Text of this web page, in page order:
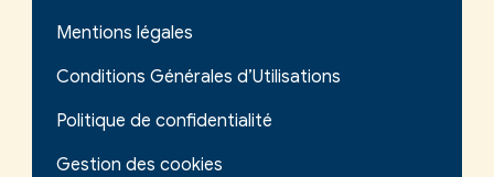
Mentions légales
Conditions Générales d’Utilisations
Politique de confidentialité
Gestion des cookies